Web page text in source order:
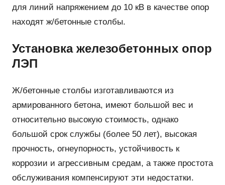
для линий напряжением до 10 кВ в качестве опор
находят ж/бетонные столбы.
Установка железобетонных опор
ЛЭП
Ж/бетонные столбы изготавливаются из
армированного бетона, имеют большой вес и
относительно высокую стоимость, однако
большой срок службы (более 50 лет), высокая
прочность, огнеупорность, устойчивость к
коррозии и агрессивным средам, а также простота
обслуживания компенсируют эти недостатки.